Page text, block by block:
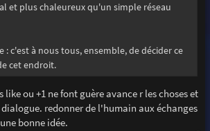
et plus chaleureux qu'un simple réseau
: c'est à nous tous, ensemble, de décider ce
cet endroit.
like ou +1 ne font guère avance r les choses et
redonner de l'humain aux échanges
bonne idée.